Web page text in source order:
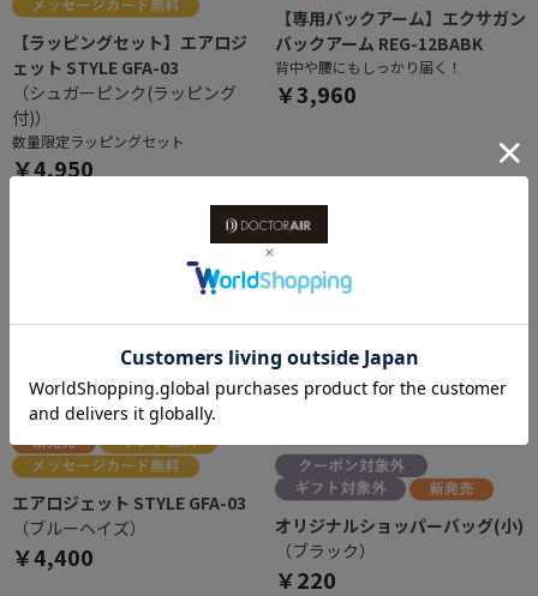
【ラッピングセット】エアロジ
ェット STYLE GFA-03
（シュガーピンク(ラッピング
付)）
数量限定ラッピングセット
￥4,950
【専用バックアーム】エクサガン
バックアーム REG-12BABK
背中や腰にもしっかり届く！
￥3,960
エアロジェット STYLE GFA-03
（ブルーヘイズ）
￥4,400
オリジナルショッパーバッグ(小)
（ブラック）
￥220